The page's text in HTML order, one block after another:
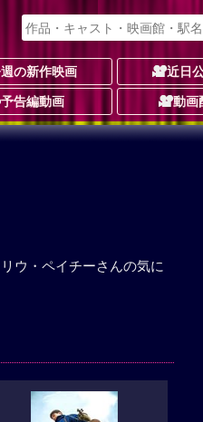
の新作映画 近日
予告編動画 動画
ウ・ペイチーさんの気に